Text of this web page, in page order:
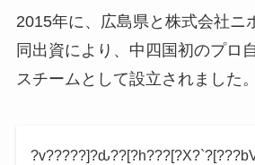
2015年に、広島県と株式会社ニ
同出資により、中四国初のプロ
スチームとして設立されました。